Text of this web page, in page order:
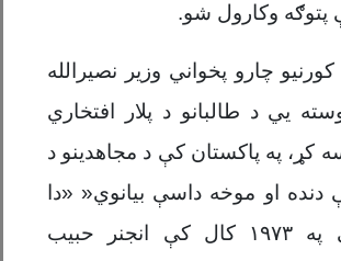
پتوګه وکارول شو.
چارو پخواني وزیر نصیرالله
يي د طالبانو د پلار افتخاري
کړ، په پاکستان کې د مجاهدینو د
او موخه داسې بیانوي« «دا
په ۱۹۷۳ کال کې انجنر حبیب